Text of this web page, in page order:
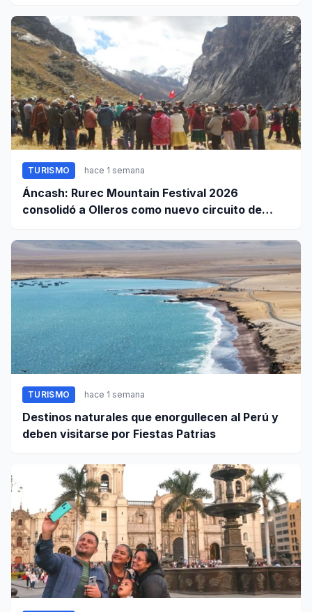
TURISMO hace 1 semana
Áncash: Rurec Mountain Festival 2026
consolidó a Olleros como nuevo circuito de
TURISMO hace 1 semana
Destinos naturales que enorgullecen al Perú y
deben visitarse por Fiestas Patrias